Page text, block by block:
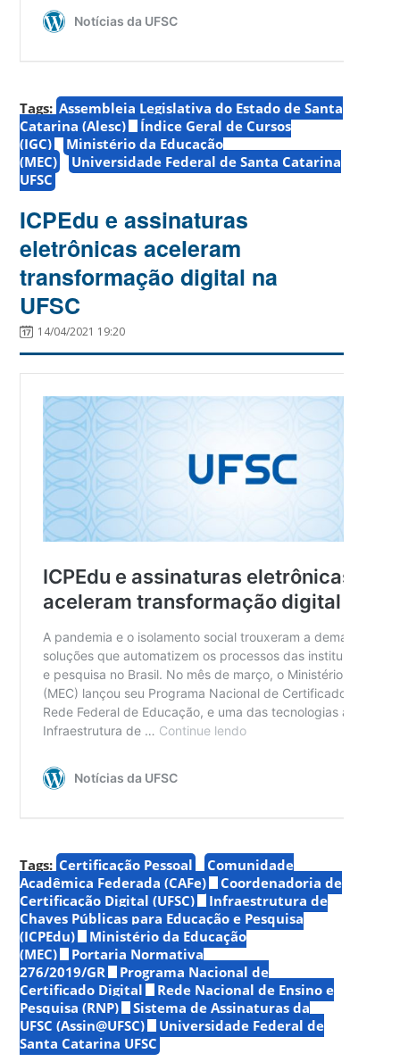
Tags: Assembleia Legislativa do Estado de Santa
Catarina (Alesc)
Índice Geral de Cursos
(IGC)
Ministério da Educação
(MEC)
Universidade Federal de Santa Catarina
UFSC
ICPEdu e assinaturas
eletrônicas aceleram
transformação digital na
UFSC
14/04/2021 19:20
Tags: Certificação Pessoal
Comunidade
Acadêmica Federada (CAFe)
Coordenadoria de
Certificação Digital (UFSC)
Infraestrutura de
Chaves Públicas para Educação e Pesquisa
(ICPEdu)
Ministério da Educação
(MEC)
Portaria Normativa
276/2019/GR
Programa Nacional de
Certificado Digital
Rede Nacional de Ensino e
Pesquisa (RNP)
Sistema de Assinaturas da
UFSC (Assin@UFSC)
Universidade Federal de
Santa Catarina UFSC